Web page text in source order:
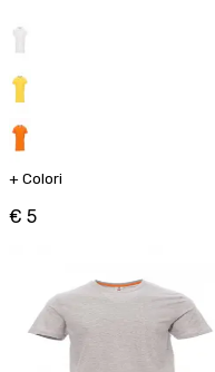
+ Colori
€ 5